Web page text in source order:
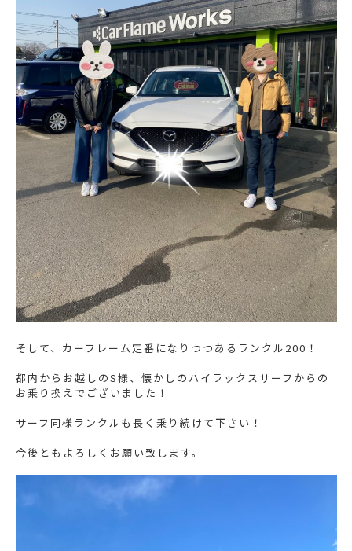
そして、カーフレーム定番になりつつあるランクル200！
都内からお越しのS様、懐かしのハイラックスサーフからの
お乗り換えでございました！
サーフ同様ランクルも長く乗り続けて下さい！
今後ともよろしくお願い致します。